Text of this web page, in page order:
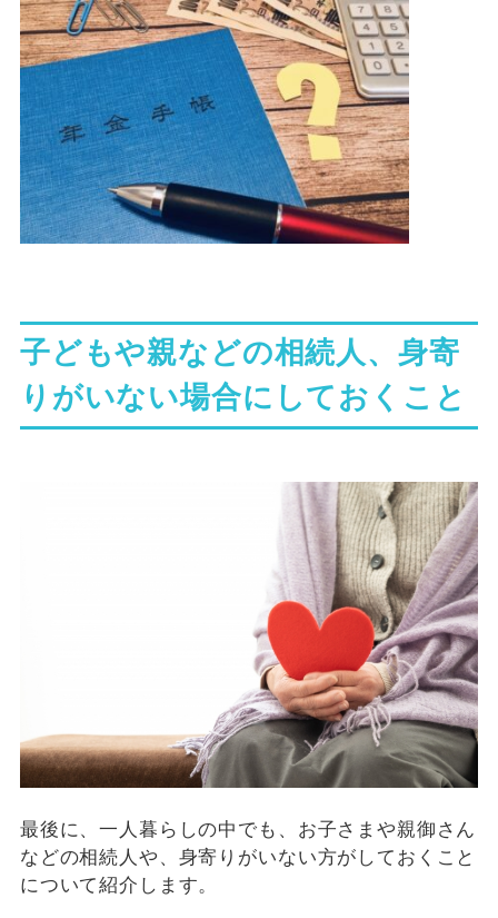
子どもや親などの相続人、身寄
りがいない場合にしておくこと
最後に、一人暮らしの中でも、お子さまや親御さん
などの相続人や、身寄りがいない方がしておくこと
について紹介します。